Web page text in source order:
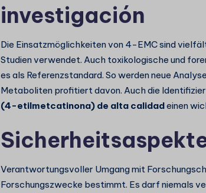
investigación
Die Einsatzmöglichkeiten von 4-EMC sind
Studien verwendet. Auch toxikologische und
es als Referenzstandard. So werden neue
Metaboliten profitiert davon. Auch die
(4-etilmetcatinona) de alta calidadeinen
Verantwortungsvoller Umgang mit
Forschungszwecke bestimmt. Es darf niemals